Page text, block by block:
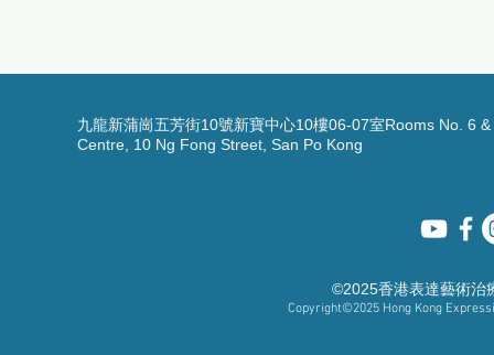
九龍新蒲崗五芳街10號新寶中心10樓06-07室Rooms No. 6
Centre, 10 Ng Fong Street, San Po Kong
©2025香港表達藝術治
Copyright©2025 Hong Kong